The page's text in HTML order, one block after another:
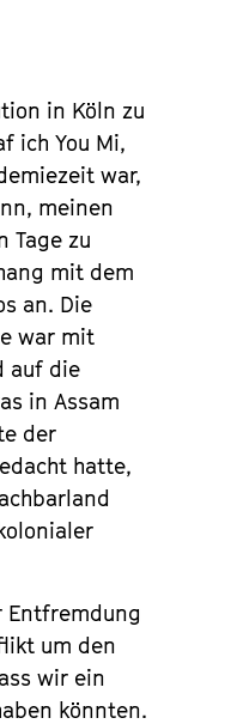
in Köln zu
ich You Mi,
war,
meinen
Tage zu
mit dem
an. Die
war mit
auf die
in Assam
der
hatte,
Entfremdung
um den
wir ein
könnten.